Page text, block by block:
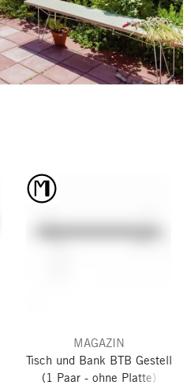
MAGAZIN
Tisch und Bank BTB Gestell
(1 Paar - ohne Platte)